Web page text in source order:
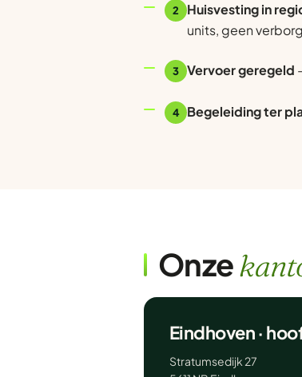
2 Huisvesting in
units, geen
3 Vervoer geregeld
4 Begeleiding ter
Onze
Eindhoven ·
Stratumsedijk 27